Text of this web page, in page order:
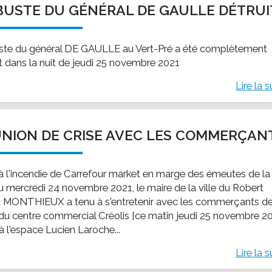
EMPLOI
Offres d'emploi
SOCIAL-SOLIDARITÉ
Le Centre Communal d'Action Social
Cohésion Sociale
Epicerie sociale et solidaire "Rayon de Soleil"
Bornes de collecte de l'ACISE
locale
et le lycée
local des jeunes
famille
maternelles
LE SERVICE CULTUREL
Guide des
DU GÉNÉRAL DE GAULLE
du général DE GAULLE au Vert-Pré a été complètement
dans la nuit de jeudi 25 novembre 2021
Lire la
DE CRISE AVEC LES
l'incendie de Carrefour market en marge des émeutes de la
mercredi 24 novembre 2021, le maire de la ville du Robert
MONTHIEUX a tenu à s'entretenir avec les commerçants
centre commercial Créolis [ce matin jeudi 25 novembre
l'espace Lucien Laroche...
Lire la